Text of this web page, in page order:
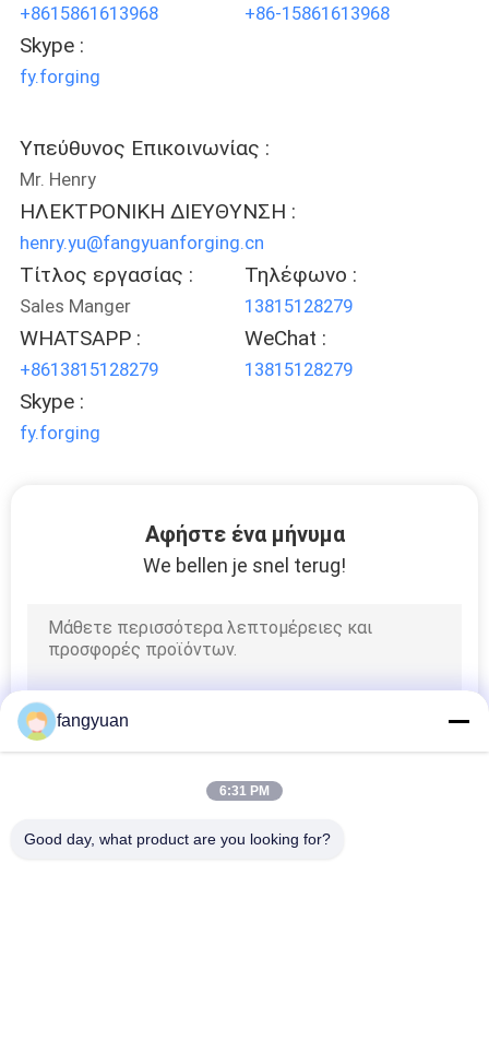
+8615861613968 +86-15861613968
Skype :
fy.forging
Υπεύθυνος Επικοινωνίας :
Mr. Henry
ΗΛΕΚΤΡΟΝΙΚΗ ΔΙΕΥΘΥΝΣΗ :
henry.yu@fangyuanforging.cn
Τίτλος εργασίας :
Sales Manger
Τηλέφωνο :
13815128279
WHATSAPP :
+8613815128279
WeChat :
13815128279
Skype :
fy.forging
Αφήστε ένα μήνυμα
We bellen je snel terug!
fangyuan
6:31 PM
Good day, what product are you looking for?